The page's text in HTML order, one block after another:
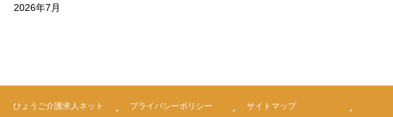
2026年7月
ひょうご介護求人ネット プライバシーポリシー サイトマップ